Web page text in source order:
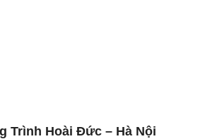
Trình Hoài Đức – Hà Nội